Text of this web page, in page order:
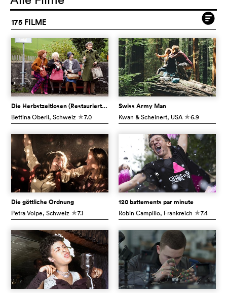
175 FILME
Die Herbstzeitlosen (Restaurierte Fassung)
Bettina Oberli, Schweiz c7.0
Swiss Army Man
Kwan & Scheinert, USA c6.9
Die göttliche Ordnung
Petra Volpe, Schweiz c7.1
120 battements par minute
Robin Campillo, Frankreich c7.4